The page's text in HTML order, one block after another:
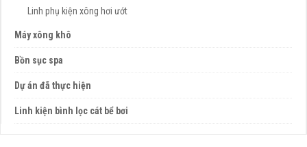
Linh phụ kiện xông hơi ướt
Máy xông khô
Bồn sục spa
Dự án đã thực hiện
Linh kiện bình lọc cát bể bơi